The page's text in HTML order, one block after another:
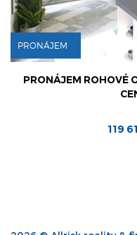
PRONÁJEM
PRONÁJEM ROHOVÉ
119